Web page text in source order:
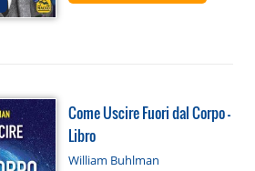
Come Uscire Fuori dal Corpo -
Libro
William Buhlman